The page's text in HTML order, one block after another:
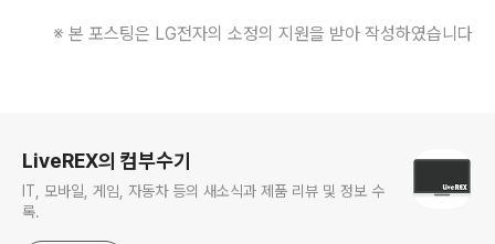
※ 본 포스팅은 LG전자의 소정의 지원을 받아 작성하였습니다
LiveREX의 컴부수기
IT, 모바일, 게임, 자동차 등의 새소식과 제품 리뷰 및 정보 수
록.